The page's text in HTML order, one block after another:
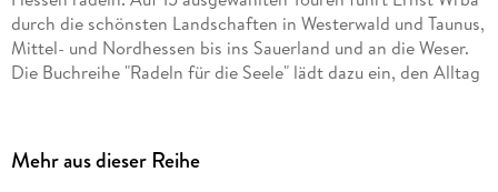
durch die schönsten Landschaften in Westerwald und Taunus,
Mittel- und Nordhessen bis ins Sauerland und an die Weser.
Die Buchreihe "Radeln für die Seele" lädt dazu ein, den Alltag
wird der Weg selbst zum Ziel. Jede Tour ist sorgfältig
Mehr aus dieser Reihe